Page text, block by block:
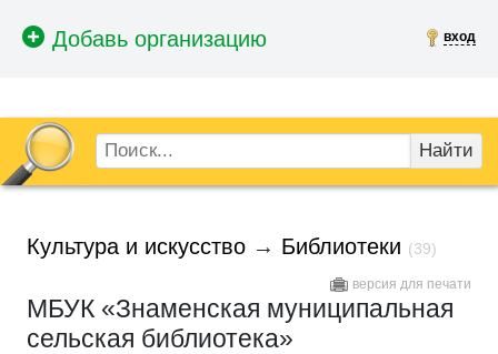
вход
Найти
Культура и искусство → Библиотеки (39)
версия для печати
МБУК «Знаменская муниципальная
сельская библиотека»